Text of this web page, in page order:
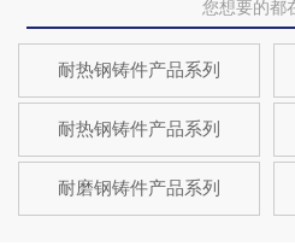
您想要的都
耐热钢铸件产品系列
耐热钢铸件产品系列
耐磨钢铸件产品系列